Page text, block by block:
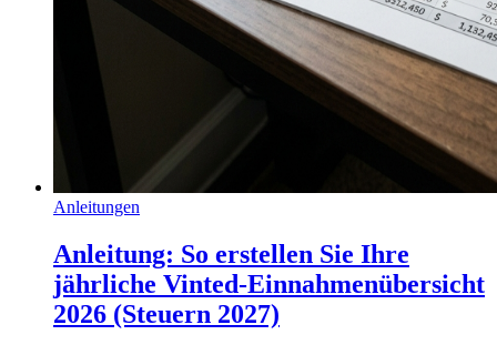
Anleitungen
Anleitung: So erstellen Sie Ihre
jährliche Vinted-Einnahmenübersicht
2026 (Steuern 2027)